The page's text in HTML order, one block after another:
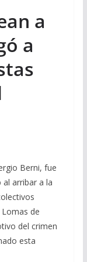
a
a
Berni, fue
arribar a la
de
del crimen
esta